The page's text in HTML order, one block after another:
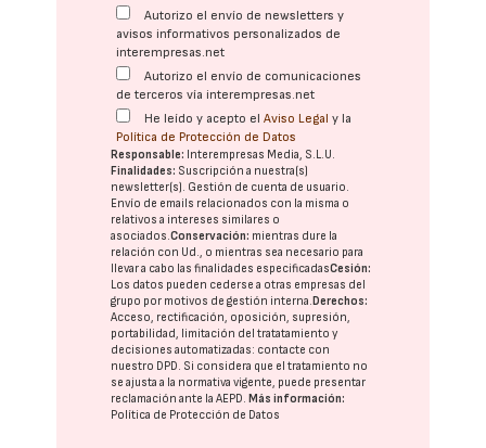
Autorizo el envío de newsletters y
avisos informativos personalizados de
interempresas.net
Autorizo el envío de comunicaciones
de terceros vía interempresas.net
He leído y acepto elAviso Legal y la
Política de Protección de Datos
Responsable: Interempresas Media, S.L.U.
Finalidades: Suscripción a nuestra(s)
newsletter(s). Gestión de cuenta de usuario.
Envío de emails relacionados con la misma o
relativos a intereses similares o
asociados.Conservación: mientras dure la
relación con Ud., o mientras sea necesario para
llevar a cabo las finalidades especificadasCesión:
Los datos pueden cederse a otras empresas del
grupo por motivos de gestión interna.Derechos:
Acceso, rectificación, oposición, supresión,
portabilidad, limitación del tratatamiento y
decisiones automatizadas: contacte con
nuestro DPD . Si considera que el tratamiento no
se ajusta a la normativa vigente, puede presentar
reclamación ante laAEPD .Más información:
Política de Protección de Datos